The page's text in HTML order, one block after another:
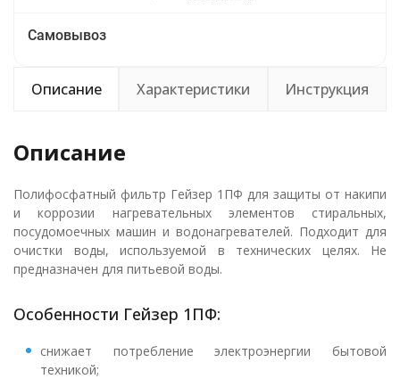
Самовывоз
Описание Характеристики Инструкция
Описание
Полифосфатный фильтр Гейзер 1ПФ для защиты от накипи
и коррозии нагревательных элементов стиральных,
посудомоечных машин и водонагревателей. Подходит для
очистки воды, используемой в технических целях. Не
предназначен для питьевой воды.
Особенности Гейзер 1ПФ:
снижает потребление электроэнергии бытовой
техникой;